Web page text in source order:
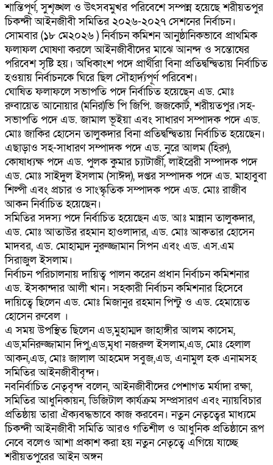
শান্তিপূর্ণ, সুশৃঙ্খল ও উৎসবমুখর পরিবেশে সম্পন্ন হয়েছে শরীয়তপুর
চিকন্দী আইনজীবী সমিতির ২০২৬-২০২৭ সেশনের নির্বাচন।
সোমবার (১৮ মে২০২৬ ) নির্বাচন কমিশন আনুষ্ঠানিকভাবে প্রাথমিক
ফলাফল ঘোষণা করলে আইনজীবীদের মাঝে আনন্দ ও সন্তোষের
পরিবেশ সৃষ্টি হয়। অধিকাংশ পদে প্রার্থীরা বিনা প্রতিদ্বন্দ্বিতায় নির্বাচিত
হওয়ায় নির্বাচনকে ঘিরে ছিল সৌহার্দ্যপূর্ণ পরিবেশ।
ঘোষিত ফলাফলে সভাপতি পদে নির্বাচিত হয়েছেন এড. মোঃ
রুবায়েত আনোয়ার (মনির)ভি পি জিপি. জজকোর্ট, শরীয়তপুর।সহ-
সভাপতি পদে এড. জামাল ভূইয়া এবং সাধারণ সম্পাদক পদে এড.
মোঃ জাকির হোসেন তালুকদার বিনা প্রতিদ্বন্দ্বিতায় নির্বাচিত হয়েছেন।
এছাড়াও সহ-সাধারণ সম্পাদক পদে এড. নুরে আলম (হিরু),
কোষাধ্যক্ষ পদে এড. পুলক কুমার চ্যাটার্জী, লাইব্রেরী সম্পাদক পদে
এড. মোঃ সাইদুল ইসলাম (সাঈদ), দপ্তর সম্পাদক পদে এড. মাহাবুবা
শিল্পী এবং প্রচার ও সাংস্কৃতিক সম্পাদক পদে এড. মোঃ রাজীব
আকন নির্বাচিত হয়েছেন।
সমিতির সদস্য পদে নির্বাচিত হয়েছেন এড. আঃ মান্নান তালুকদার,
এড. মোঃ আতাউর রহমান হাওলাদার, এড. মোঃ আকতার হোসেন
মাদবর, এড. মোহাম্মদ নুরুজ্জামান সিপন এবং এড. এস.এম
সিরাজুল ইসলাম।
নির্বাচন পরিচালনায় দায়িত্ব পালন করেন প্রধান নির্বাচন কমিশনার
এড. ইসকান্দার আলী খান। সহকারী নির্বাচন কমিশনার হিসেবে
দায়িত্বে ছিলেন এড. মোঃ মিজানুর রহমান পিন্টু ও এড. হেমায়েত
হোসেন রুবেল ।
এ সময় উপস্থিত ছিলেন এড,মুহাম্মদ জাহাঙ্গীর আলম কাসেম,
এড,মনিরুজ্জামান দিপু,এড,মৃধা নজরুল ইসলাম,এড, মোঃ হেলাল
আকন,এড, মোঃ জালাল আহমেদ সবুজ,এড, এনামুল হক এনামসহ
সমিতির আইনজীবীবৃন্দ।
নবনির্বাচিত নেতৃবৃন্দ বলেন, আইনজীবীদের পেশাগত মর্যাদা রক্ষা,
সমিতির আধুনিকায়ন, ডিজিটাল কার্যক্রম সম্প্রসারণ এবং ন্যায়বিচার
প্রতিষ্ঠায় তারা ঐক্যবদ্ধভাবে কাজ করবেন। নতুন নেতৃত্বের মাধ্যমে
চিকন্দী আইনজীবী সমিতি আরও গতিশীল ও আধুনিক প্রতিষ্ঠানে রূপ
নেবে বলেও আশা প্রকাশ করা হয় নতুন নেতৃত্বে এগিয়ে যাচ্ছে
শরীয়তপুরের আইন অঙ্গন